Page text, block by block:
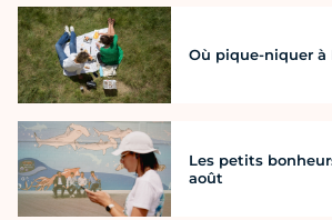
Où pique-niquer à
Les petits
août